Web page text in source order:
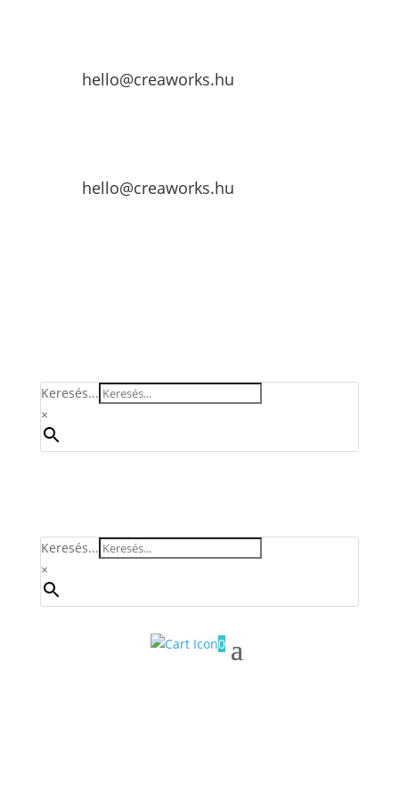
hello@creaworks.hu
hello@creaworks.hu
Keresés...
×
Keresés...
×
0